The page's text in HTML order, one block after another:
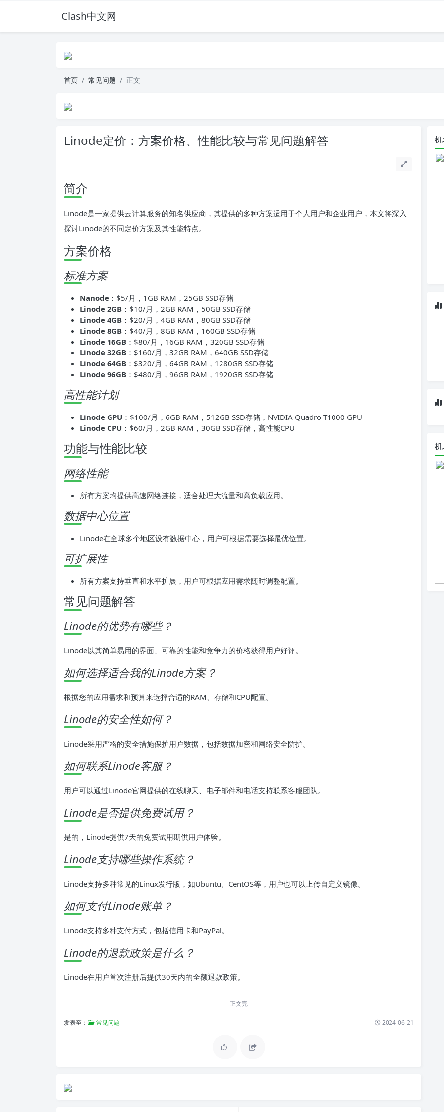
Clash中文网
首页 常见问题 正文
Linode定价：方案价格、性能比较与常见问题解答
简介
Linode是一家提供云计算服务的知名供应商，其提供的多种方案适用于个人用户和企业用户，本文将深入
探讨Linode的不同定价方案及其性能特点。
方案价格
标准方案
Nanode ：$5/月，1GB RAM，25GB SSD存储
Linode 2GB ：$10/月，2GB RAM，50GB SSD存储
Linode 4GB ：$20/月，4GB RAM，80GB SSD存储
Linode 8GB ：$40/月，8GB RAM，160GB SSD存储
Linode 16GB ：$80/月，16GB RAM，320GB SSD存储
Linode 32GB ：$160/月，32GB RAM，640GB SSD存储
Linode 64GB ：$320/月，64GB RAM，1280GB SSD存储
Linode 96GB ：$480/月，96GB RAM，1920GB SSD存储
高性能计划
Linode GPU ：$100/月，6GB RAM，512GB SSD存储，NVIDIA Quadro T1000 GPU
Linode CPU ：$60/月，2GB RAM，30GB SSD存储，高性能CPU
功能与性能比较
网络性能
所有方案均提供高速网络连接，适合处理大流量和高负载应用。
数据中心位置
Linode在全球多个地区设有数据中心，用户可根据需要选择最优位置。
可扩展性
所有方案支持垂直和水平扩展，用户可根据应用需求随时调整配置。
常见问题解答
Linode的优势有哪些？
Linode以其简单易用的界面、可靠的性能和竞争力的价格获得用户好评。
如何选择适合我的Linode方案？
根据您的应用需求和预算来选择合适的RAM、存储和CPU配置。
Linode的安全性如何？
Linode采用严格的安全措施保护用户数据，包括数据加密和网络安全防护。
如何联系Linode客服？
用户可以通过Linode官网提供的在线聊天、电子邮件和电话支持联系客服团队。
Linode是否提供免费试用？
是的，Linode提供7天的免费试用期供用户体验。
Linode支持哪些操作系统？
Linode支持多种常见的Linux发行版，如Ubuntu、CentOS等，用户也可以上传自定义镜像。
如何支付Linode账单？
Linode支持多种支付方式，包括信用卡和PayPal。
Linode的退款政策是什么？
Linode在用户首次注册后提供30天内的全额退款政策。
正文完
发表至： 常见问题 2024-06-21